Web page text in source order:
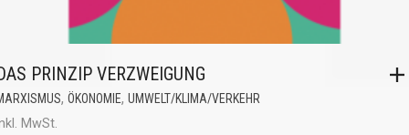
PRINZIP VERZWEIGUNG
, ÖKONOMIE, UMWELT/KLIMA/VERKEHR
MwSt.